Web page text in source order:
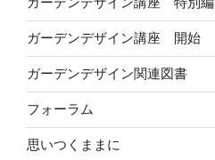
ガーデンデザイン講座 開始
ガーデンデザイン関連図書
フォーラム
思いつくままに